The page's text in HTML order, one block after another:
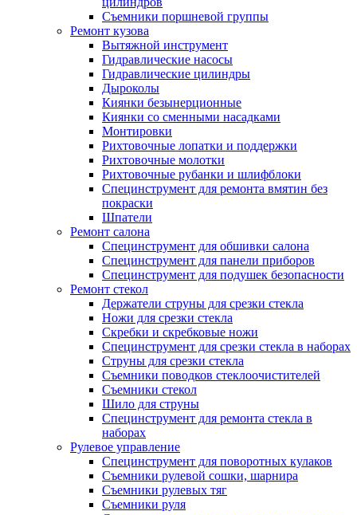
Съемники поршневой группы
Ремонт кузова
Вытяжной инструмент
Гидравлические насосы
Гидравлические цилиндры
Дыроколы
Киянки безынерционные
Киянки со сменными насадками
Монтировки
Рихтовочные лопатки и поддержки
Рихтовочные молотки
Рихтовочные рубанки и шлифблоки
Специнструмент для ремонта вмятин без
покраски
Шпатели
Ремонт салона
Специнструмент для обшивки салона
Специнструмент для панели приборов
Специнструмент для подушек безопасности
Ремонт стекол
Держатели струны для срезки стекла
Ножи для срезки стекла
Скребки и скребковые ножи
Специнструмент для срезки стекла в наборах
Струны для срезки стекла
Съемники поводков стеклоочистителей
Съемники стекол
Шило для струны
Специнструмент для ремонта стекла в
наборах
Рулевое управление
Специнструмент для поворотных кулаков
Съемники рулевой сошки, шарнира
Съемники рулевых тяг
Съемники руля